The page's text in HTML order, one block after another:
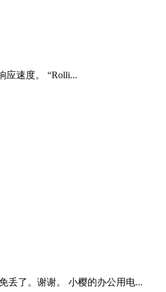
应速度。 “Rolli...
丢了。谢谢。 小樱的办公用电...